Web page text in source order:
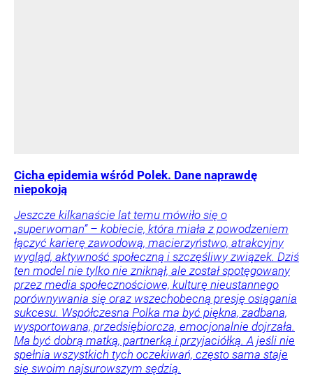
Cicha epidemia wśród Polek. Dane naprawdę
niepokoją
Jeszcze kilkanaście lat temu mówiło się o
„superwoman” – kobiecie, która miała z powodzeniem
łączyć karierę zawodową, macierzyństwo, atrakcyjny
wygląd, aktywność społeczną i szczęśliwy związek. Dziś
ten model nie tylko nie zniknął, ale został spotęgowany
przez media społecznościowe, kulturę nieustannego
porównywania się oraz wszechobecną presję osiągania
sukcesu. Współczesna Polka ma być piękna, zadbana,
wysportowana, przedsiębiorcza, emocjonalnie dojrzała.
Ma być dobrą matką, partnerką i przyjaciółką. A jeśli nie
spełnia wszystkich tych oczekiwań, często sama staje
się swoim najsurowszym sędzią.